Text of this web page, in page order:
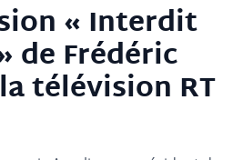
« Interdit
de Frédéric
télévision RT